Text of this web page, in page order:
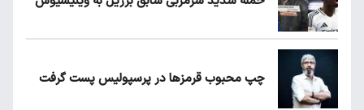
چپ محبوب قرمزها در پرسپولیس پست گرفت